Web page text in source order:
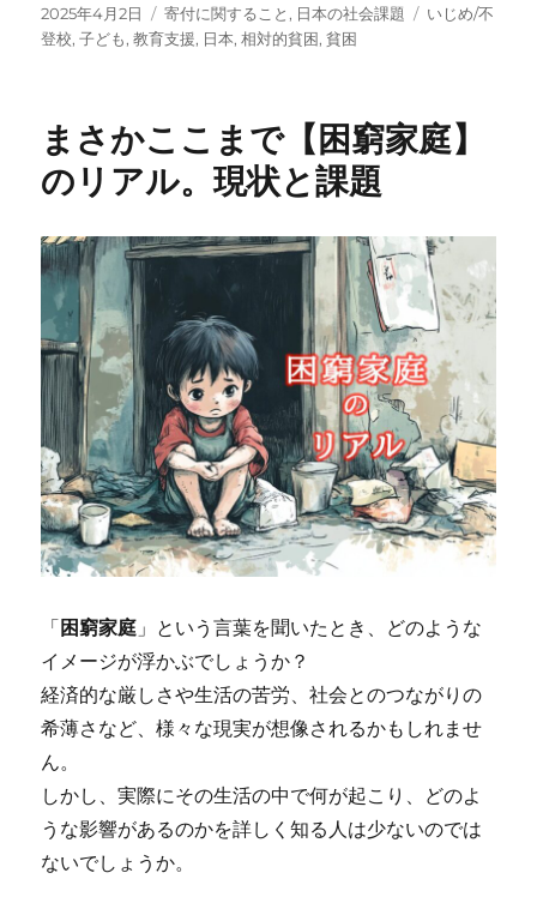
投
稿
2025年4月2日
カ
テ
寄付に関すること , 日本の社会課題
タ
いじめ/不
登校,子ども,教育支援, 日本,相対的貧困,貧困
まさかここまで【困窮家庭】
のリアル。現状と課題
「 困窮家庭 」という言葉を聞いたとき、どのような
イメージが浮かぶでしょうか？
経済的な厳しさや生活の苦労、社会とのつながりの
希薄さなど、様々な現実が想像されるかもしれませ
ん。
しかし、実際にその生活の中で何が起こり、どのよ
うな影響があるのかを詳しく知る人は少ないのでは
ないでしょうか。